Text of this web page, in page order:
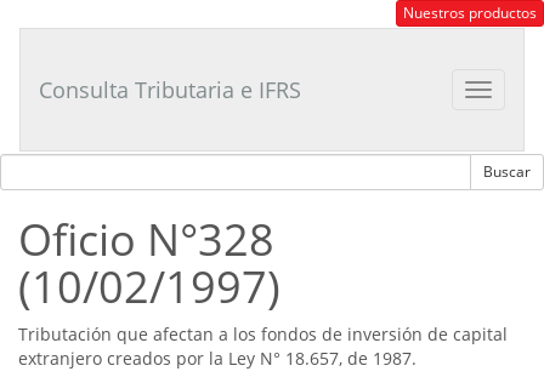
Tributario
Nuestros productos
Toggle
Consulta Tributaria e IFRS
Oficio N°328
(10/02/1997)
Tributación que afectan a los fondos de inversión de capital
extranjero creados por la Ley N° 18.657, de 1987.